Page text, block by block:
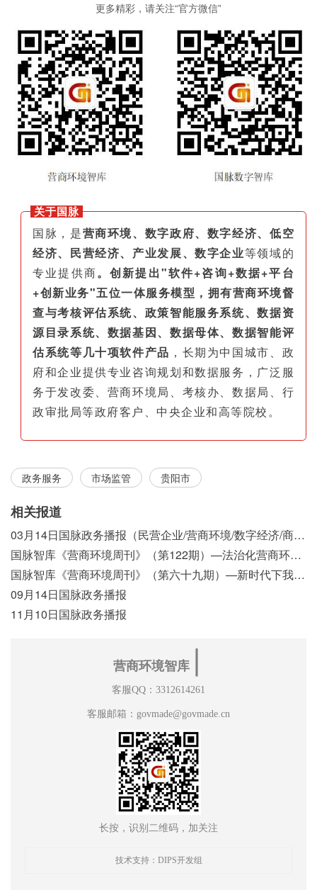
更多精彩，请关注“官方微信”
关于国脉
国脉，是营商环境、数字政府、数字经济、低空
经济、民营经济、产业发展、数字企业等领域的
专业提供商。创新提出"软件+咨询+数据+平台
+创新业务"五位一体服务模型，拥有营商环境督
查与考核评估系统、政策智能服务系统、数据资
源目录系统、数据基因、数据母体、数据智能评
估系统等几十项软件产品 ，长期为中国城市、政
府和企业提供专业咨询规划和数据服务，广泛服
务于发改委、营商环境局、考核办、数据局、行
政审批局等政府客户、中央企业和高等院校。
政务服务 市场监管 贵阳市
相关报道
03月14日国脉政务播报（民营企业/营商环境/数字经济/商事制度改革）
国脉智库《营商环境周刊》（第122期）—法治化营商环境视域下我国行政执法公示制度浅析
国脉智库《营商环境周刊》（第六十九期）—新时代下我国营商环境标准体系构建初探
09月14日国脉政务播报
11月10日国脉政务播报
营商环境智库
客服QQ：3312614261
客服邮箱：govmade@govmade.cn
长按，识别二维码，加关注
技术支持：DIPS开发组